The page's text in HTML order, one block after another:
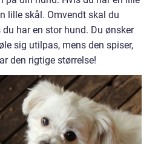
lille skål. Omvendt skal du
har en stor hund. Du ønsker
sig utilpas, mens den spiser,
den rigtige størrelse!